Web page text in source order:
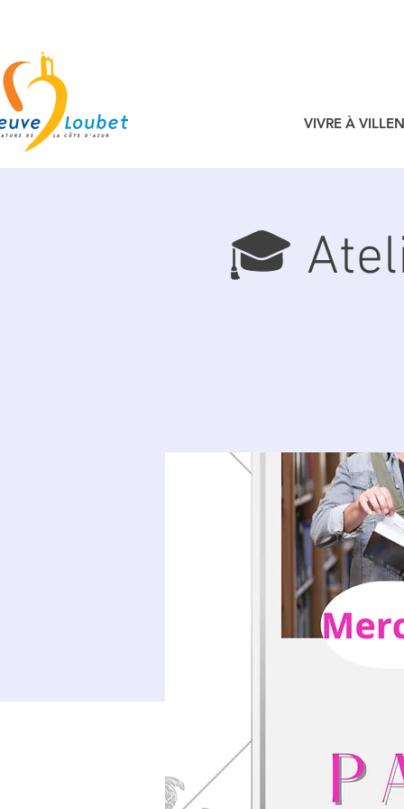
VIVRE À
🎓